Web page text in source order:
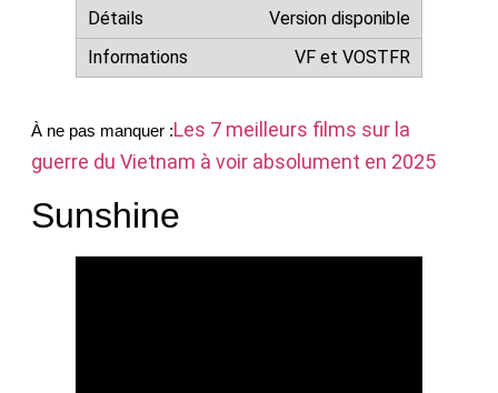
Version disponible
VF et VOSTFR
À ne pas manquer :Les 7 meilleurs films sur la
guerre du Vietnam à voir absolument en 2025
Sunshine